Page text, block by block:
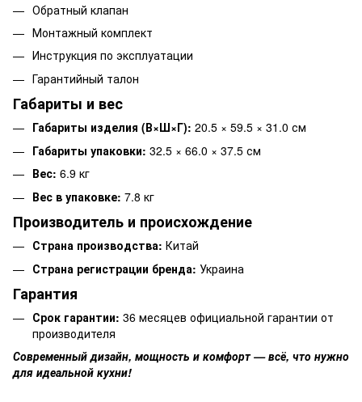
Обратный клапан
Монтажный комплект
Инструкция по эксплуатации
Гарантийный талон
Габариты и вес
Габариты изделия (В×Ш×Г): 20.5 × 59.5 × 31.0 см
Габариты упаковки: 32.5 × 66.0 × 37.5 см
Вес: 6.9 кг
Вес в упаковке: 7.8 кг
Производитель и происхождение
Страна производства: Китай
Страна регистрации бренда: Украина
Гарантия
Срок гарантии: 36 месяцев официальной гарантии от
производителя
Современный дизайн, мощность и комфорт — всё, что нужно
для идеальной кухни!